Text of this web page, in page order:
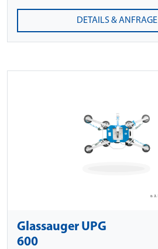
DETAILS & ANFRAGE
Glassauger UPG
600